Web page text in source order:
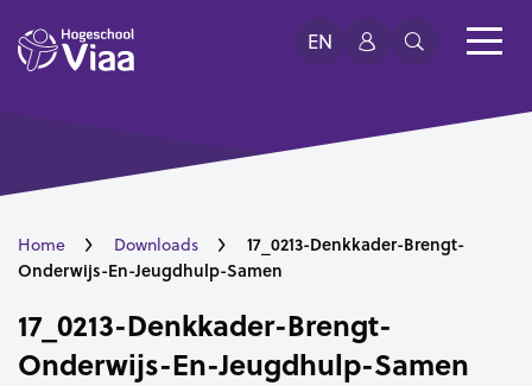
EN
Home Downloads
17_0213-Denkkader-Brengt-
Onderwijs-En-Jeugdhulp-Samen
17_0213-Denkkader-Brengt-
Onderwijs-En-Jeugdhulp-Samen